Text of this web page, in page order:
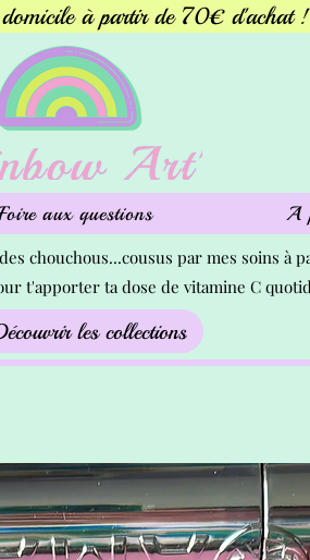
à partir de 70€ d'achat !
aux questions A
chouchous...cousus par mes soins à
t'apporter ta dose de vitamine C
les collections